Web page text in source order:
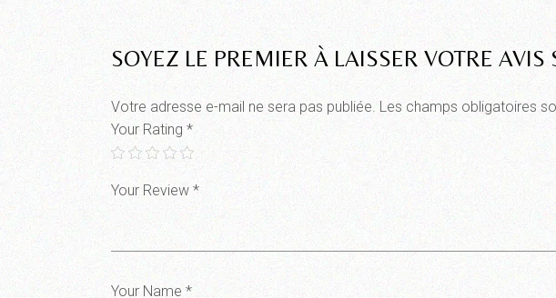
SOYEZ LE PREMIER À LAISSER VOTRE AVIS
Votre adresse e-mail ne sera pas publiée. Les champs obligatoires
Your Rating *